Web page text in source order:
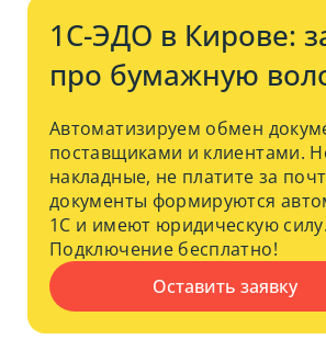
1С-ЭДО в Кирове:
про бумажную
Автоматизируем обмен
поставщиками и клиентами.
накладные, не платите за
документы формируются
1С и имеют юридическую силу.
Подключение бесплатно!
Оставить заявку